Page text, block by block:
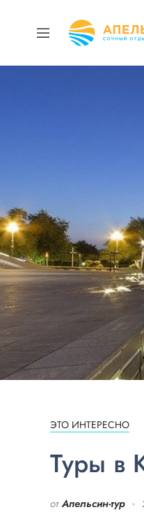
ЭТО ИНТЕРЕСНО
Туры в
от Апельсин-тур